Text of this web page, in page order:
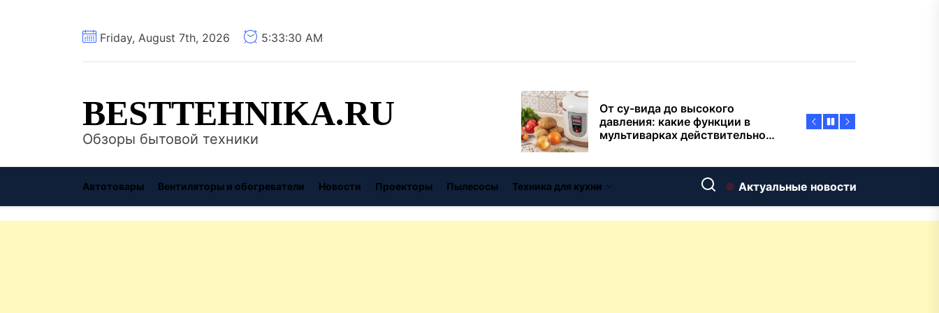
Friday, August 7th, 2026 5:33:31 AM
BESTTEHNIKA.RU
Обзоры бытовой техники
давления: какие функции в
переплачиват
Современный интерьер: как
вписать классическую
чугунную ванну Goldman в
выбираем между
Автотовары Вентиляторы и обогреватели Новости Проекторы Пылесосы Техника для кухни Актуальные новости